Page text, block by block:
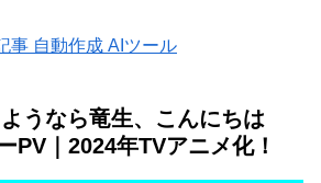
事 自動作成 AIツール
うなら竜生、こんにちは
PV｜2024年TVアニメ化！